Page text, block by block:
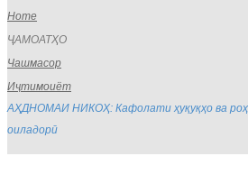
Home
ҶАМОАТҲО
Чашмасор
Иҷтимоиёт
АҲДНОМАИ НИКОҲ: Кафолати ҳуқуқҳо ва
оиладорӣ